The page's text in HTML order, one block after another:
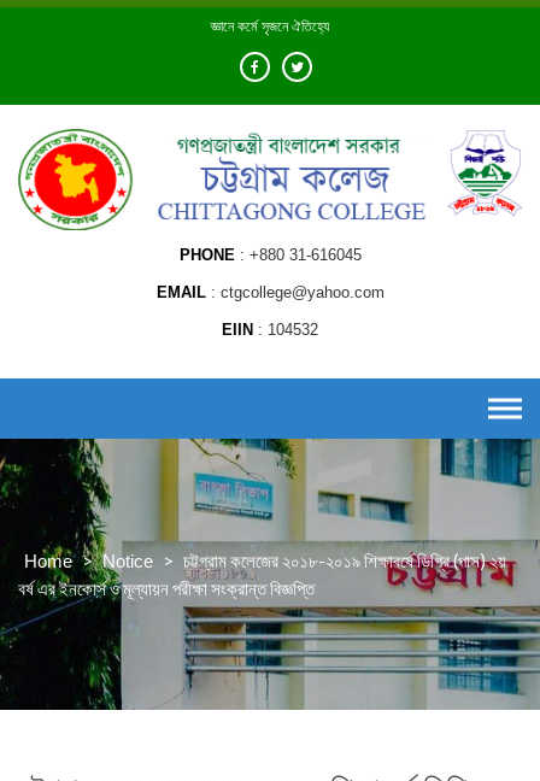
Skip
জ্ঞানে কর্মে সৃজনে ঐতিহ্যে
PHONE +880 31-616045
EMAIL ctgcollege@yahoo.com
EIIN 104532
Home > Notice > চট্টগ্রাম কলেজের ২০১৮-২০১৯ শিক্ষাবর্ষে ডিগ্রি (পাস) ২য়
বর্ষ এর ইনকোর্স ও মূল্যায়ন পরীক্ষা সংক্রান্ত বিজ্ঞপ্তি